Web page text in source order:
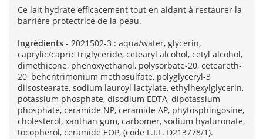
Ce lait hydrate efficacement tout en aidant à restaurer la
barrière protectrice de la peau.
Ingrédients- 2021502-3 : aqua/water, glycerin,
caprylic/capric triglyceride, cetearyl alcohol, cetyl alcohol,
dimethicone, phenoxyethanol, polysorbate-20, ceteareth-
20, behentrimonium methosulfate, polyglyceryl-3
diisostearate, sodium lauroyl lactylate, ethylhexylglycerin,
potassium phosphate, disodium EDTA, dipotassium
phosphate, ceramide NP, ceramide AP, phytosphingosine,
cholesterol, xanthan gum, carbomer, sodium hyaluronate,
tocopherol, ceramide EOP, (code F.I.L. D213778/1).